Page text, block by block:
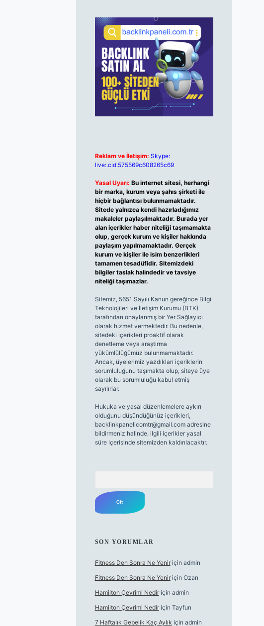
Reklam ve İletişim: Skype:
live:.cid.575569c608265c69
Yasal Uyarı: Bu internet sitesi, herhangi
bir marka, kurum veya şahıs şirketi ile
hiçbir bağlantısı bulunmamaktadır.
Sitede yalnızca kendi hazırladığımız
makaleler paylaşılmaktadır. Burada yer
alan içerikler haber niteliği taşımamakta
olup, gerçek kurum ve kişiler hakkında
paylaşım yapılmamaktadır. Gerçek
kurum ve kişiler ile isim benzerlikleri
tamamen tesadüfidir. Sitemizdeki
bilgiler taslak halindedir ve tavsiye
niteliği taşımazlar.
Sitemiz, 5651 Sayılı Kanun gereğince Bilgi
Teknolojileri ve İletişim Kurumu (BTK)
tarafından onaylanmış bir Yer Sağlayıcı
olarak hizmet vermektedir. Bu nedenle,
sitedeki içerikleri proaktif olarak
denetleme veya araştırma
yükümlülüğümüz bulunmamaktadır.
Ancak, üyelerimiz yazdıkları içeriklerin
sorumluluğunu taşımakta olup, siteye üye
olarak bu sorumluluğu kabul etmiş
sayılırlar.
Hukuka ve yasal düzenlemelere aykırı
olduğunu düşündüğünüz içerikleri,
backlinkpanelicomtr@gmail.comadresine
bildirmeniz halinde, ilgili içerikler yasal
süre içerisinde sitemizden kaldırılacaktır.
SON YORUMLAR
Fitness Den Sonra Ne Yeniriçin admin
Fitness Den Sonra Ne Yeniriçin Ozan
Hamilton Çevrimi Nediriçin admin
Hamilton Çevrimi Nediriçin Tayfun
7 Haftalık Gebelik Kaç Aylık için admin